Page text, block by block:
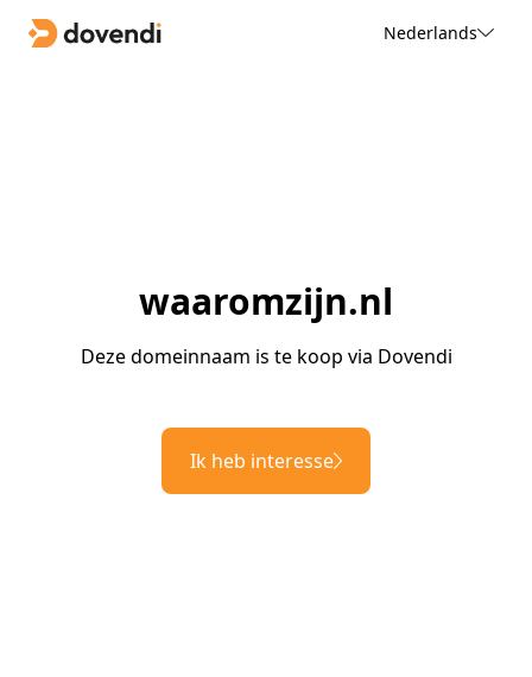
Nederlands
waaromzijn.nl
Deze domeinnaam is te koop via Dovendi
Ik heb interesse